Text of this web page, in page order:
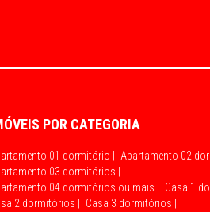
POR CATEGORIA
01 dormitório |
Apartamento 02
03 dormitórios |
04 dormitórios ou mais |
Casa 1
2 dormitórios |
Casa 3 dormitórios |